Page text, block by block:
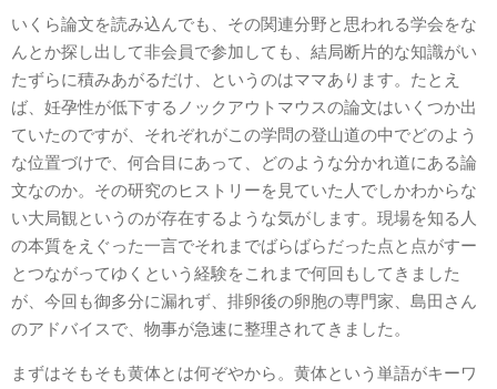
いくら論文を読み込んでも、その関連分野と思われる学会をな
んとか探し出して非会員で参加しても、結局断片的な知識がい
たずらに積みあがるだけ、というのはママあります。たとえ
ば、妊孕性が低下するノックアウトマウスの論文はいくつか出
ていたのですが、それぞれがこの学問の登山道の中でどのよう
な位置づけで、何合目にあって、どのような分かれ道にある論
文なのか。その研究のヒストリーを見ていた人でしかわからな
い大局観というのが存在するような気がします。現場を知る人
の本質をえぐった一言でそれまでばらばらだった点と点がすー
とつながってゆくという経験をこれまで何回もしてきました
が、今回も御多分に漏れず、排卵後の卵胞の専門家、島田さん
のアドバイスで、物事が急速に整理されてきました。
まずはそもそも黄体とは何ぞやから。黄体という単語がキーワ